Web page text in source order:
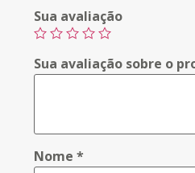
Sua avaliação
Sua avaliação sobre o
Nome*